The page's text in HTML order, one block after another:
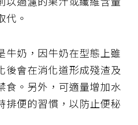
代。
牛奶，因牛奶在型態上雖
後會在消化道形成殘渣及
食。另外，可適量增加水
排便的習慣，以防止便秘